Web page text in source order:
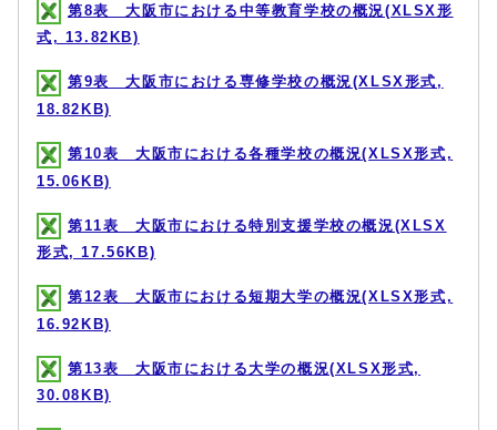
第8表 大阪市における中等教育学校の概況(XLSX形
式, 13.82KB)
第9表 大阪市における専修学校の概況(XLSX形式,
18.82KB)
第10表 大阪市における各種学校の概況(XLSX形式,
15.06KB)
第11表 大阪市における特別支援学校の概況(XLSX
形式, 17.56KB)
第12表 大阪市における短期大学の概況(XLSX形式,
16.92KB)
第13表 大阪市における大学の概況(XLSX形式,
30.08KB)